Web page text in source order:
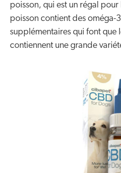
poisson, qui est un régal pour
poisson contient des oméga-
supplémentaires qui font que
contiennent une grande